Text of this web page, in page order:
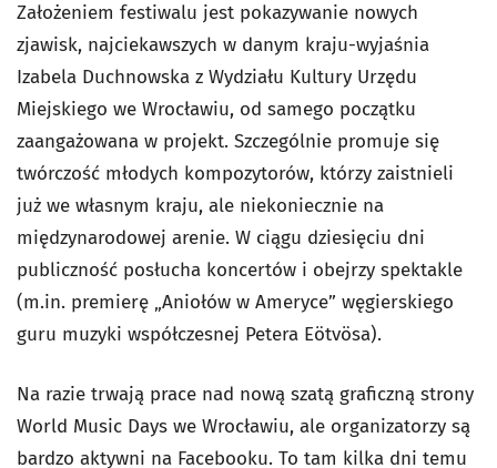
Założeniem festiwalu jest pokazywanie nowych
zjawisk, najciekawszych w danym kraju-wyjaśnia
Izabela Duchnowska z Wydziału Kultury Urzędu
Miejskiego we Wrocławiu, od samego początku
zaangażowana w projekt. Szczególnie promuje się
twórczość młodych kompozytorów, którzy zaistnieli
już we własnym kraju, ale niekoniecznie na
międzynarodowej arenie. W ciągu dziesięciu dni
publiczność posłucha koncertów i obejrzy spektakle
(m.in. premierę „Aniołów w Ameryce” węgierskiego
guru muzyki współczesnej Petera Eötvösa).
Na razie trwają prace nad nową szatą graficzną strony
World Music Days we Wrocławiu, ale organizatorzy są
bardzo aktywni na Facebooku. To tam kilka dni temu